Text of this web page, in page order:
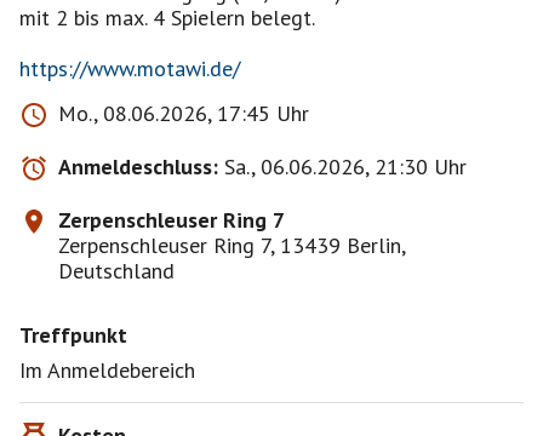
mit 2 bis max. 4 Spielern belegt.
https://www.motawi.de/
Mo., 08.06.2026, 17:45 Uhr
Anmeldeschluss: Sa., 06.06.2026, 21:30 Uhr
Zerpenschleuser Ring 7
Zerpenschleuser Ring 7, 13439 Berlin,
Deutschland
Treffpunkt
Im Anmeldebereich